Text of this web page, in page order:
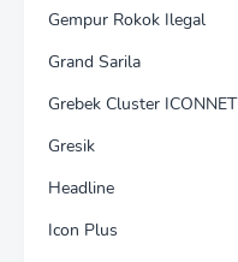
Gempur Rokok Ilegal
Grand Sarila
Grebek Cluster ICONNET
Gresik
Headline
Icon Plus